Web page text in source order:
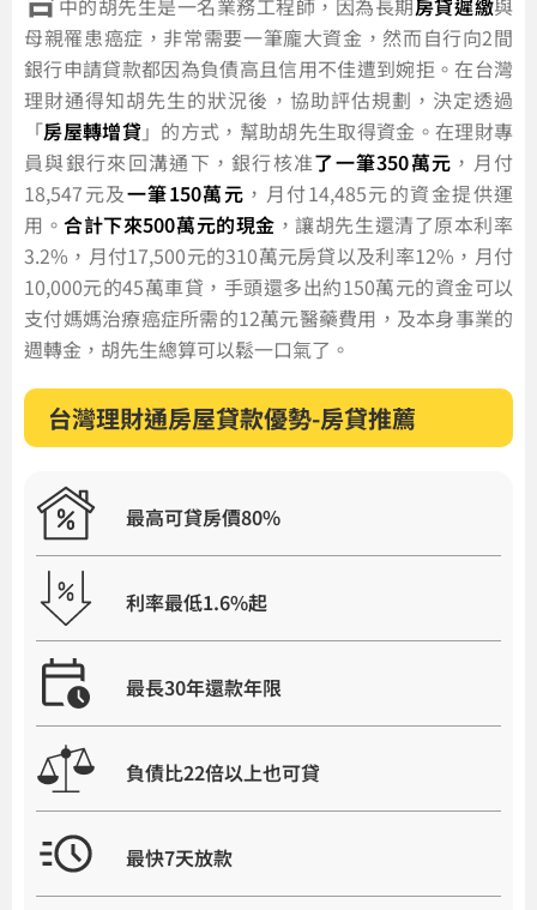
中的胡先生是一名業務工程師，因為長期房貸遲繳與
母親罹患癌症，非常需要一筆龐大資金，然而自行向2間
銀行申請貸款都因為負債高且信用不佳遭到婉拒。在台灣
理財通得知胡先生的狀況後，協助評估規劃，決定透過
「房屋轉增貸」的方式，幫助胡先生取得資金。在理財專
員與銀行來回溝通下，銀行核准了一筆350萬元 ，月付
18,547元及一筆150萬元 ，月付14,485元的資金提供運
用。合計下來500萬元的現金 ，讓胡先生還清了原本利率
3.2%，月付17,500元的310萬元房貸以及利率12%，月付
10,000元的45萬車貸，手頭還多出約150萬元的資金可以
支付媽媽治療癌症所需的12萬元醫藥費用，及本身事業的
週轉金，胡先生總算可以鬆一口氣了。
台灣理財通房屋貸款優勢-房貸推薦
最高可貸房價80%
利率最低1.6%起
最長30年還款年限
負債比22倍以上也可貸
最快7天放款